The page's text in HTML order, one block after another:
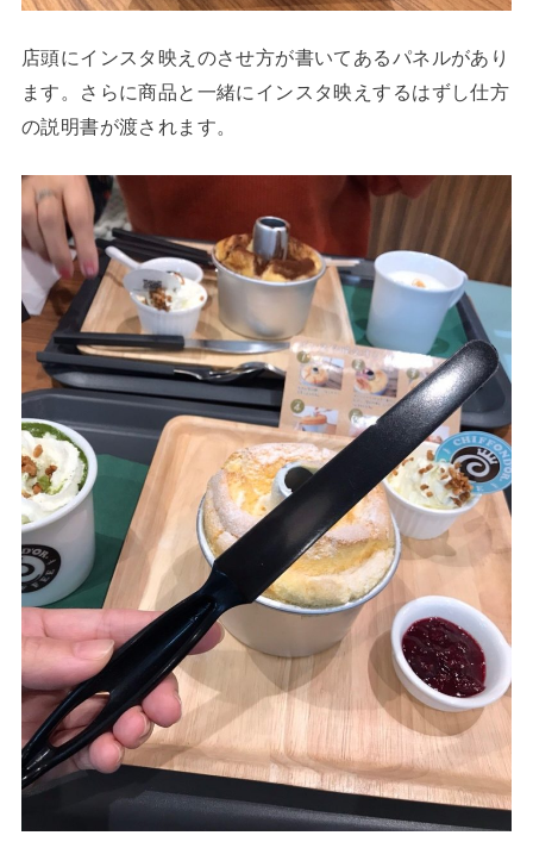
店頭にインスタ映えのさせ方が書いてあるパネルがあり
ます。さらに商品と一緒にインスタ映えするはずし仕方
の説明書が渡されます。